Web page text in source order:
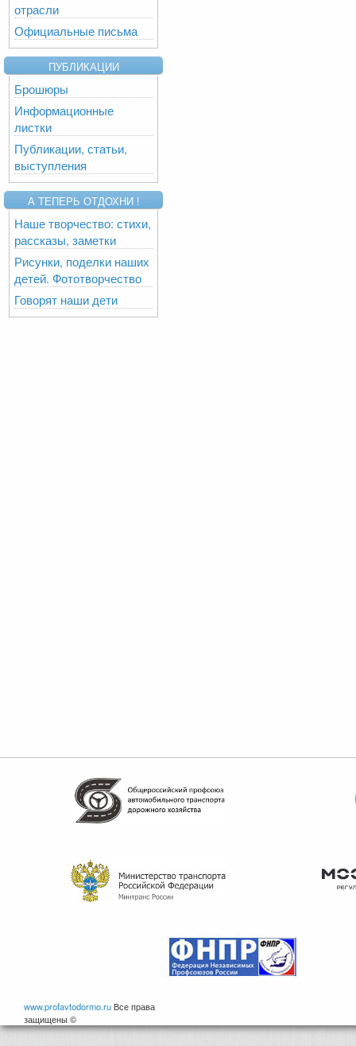
отрасли
Официальные письма
ПУБЛИКАЦИИ
Брошюры
Информационные
листки
Публикации, статьи,
выступления
А ТЕПЕРЬ ОТДОХНИ !
Наше творчество: стихи,
рассказы, заметки
Рисунки, поделки наших
детей. Фототворчество
Говорят наши дети
www.profavtodormo.ru Все права
защищены ©